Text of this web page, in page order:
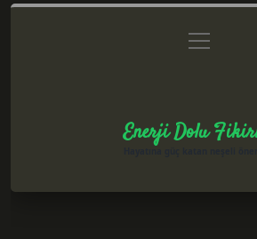
Gizlilik Politikası
menüyü
aç
Enerji Dolu